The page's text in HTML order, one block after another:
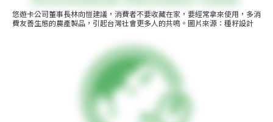
悠遊卡公司董事長林向愷建議，消費者不要收藏在家，要經常拿來使用，多消
費友善生態的農產製品，引起台灣社會更多人的共鳴。圖片來源：種籽設計